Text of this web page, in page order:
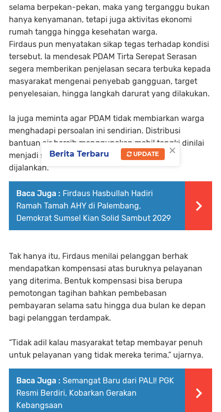
selama berpekan-pekan, maka yang terganggu bukan
hanya kenyamanan, tetapi juga aktivitas ekonomi
rumah tangga hingga kesehatan warga.
Firdaus pun menyatakan sikap tegas terhadap kondisi
tersebut. Ia mendesak PDAM Tirta Serepat Serasan
segera memberikan penjelasan secara terbuka kepada
masyarakat mengenai penyebab gangguan, target
penyelesaian, hingga langkah darurat yang dilakukan.
Ia juga meminta agar PDAM tidak membiarkan warga
menghadapi persoalan ini sendirian. Distribusi
bantuan air bersih menggunakan mobil tangki dinilai
menjadi solusi sementara yang harus segera
dijalankan.
Baca Juga : Firdaus Hasbullah Hadiri
Ramah Tamah AHY di Palembang,
Demokrat Sumsel Kian Solid Sambut 2029
Tak hanya itu, Firdaus menilai pelanggan berhak
mendapatkan kompensasi atas buruknya pelayanan
yang diterima. Bentuk kompensasi bisa berupa
pemotongan tagihan bahkan pembebasan
pembayaran selama satu hingga dua bulan ke depan
bagi pelanggan terdampak.
“Tidak adil kalau masyarakat tetap membayar penuh
untuk pelayanan yang tidak mereka terima,” ujarnya.
Baca Juga : Semangat Baru dari PALI! PGK
Resmi Berdiri, Kobarkan Gerakan
Kebangsaan
×
Berita Terbaru UPDATE